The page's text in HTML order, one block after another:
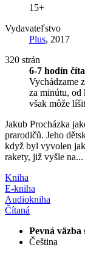
15+
Vydavateľstvo
Plus, 2017
320 strán
6-7 hodín
Vychádzame
za minútu,
však môže
Jakub Procházka
prarodičů. Jeho
když byl vyvolen
rakety, již vyšle na...
Kniha
E-kniha
Audiokniha
Čítaná
Pevná väzba
Čeština